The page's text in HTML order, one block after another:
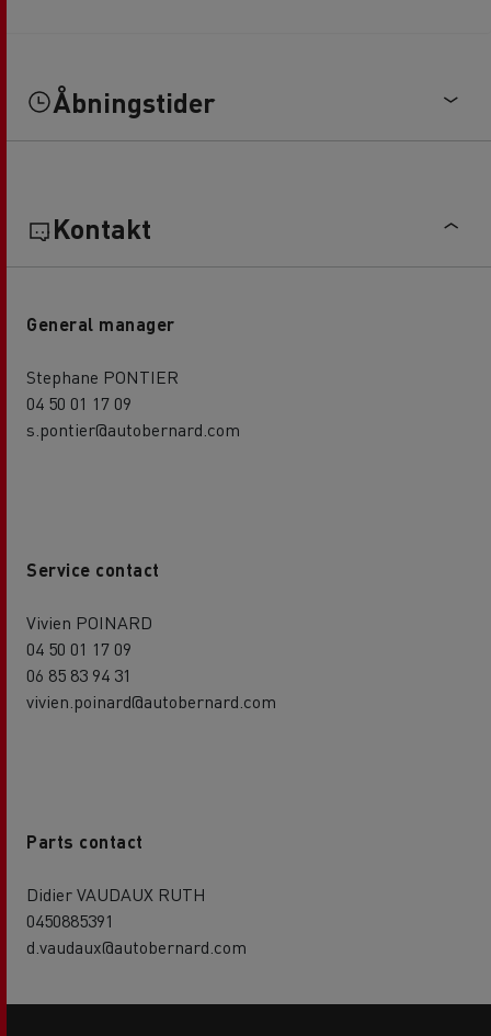
Åbningstider
Kontakt
General manager
Stephane PONTIER
04 50 01 17 09
s.pontier@autobernard.com
Service contact
Vivien POINARD
04 50 01 17 09
06 85 83 94 31
vivien.poinard@autobernard.com
Parts contact
Didier VAUDAUX RUTH
0450885391
d.vaudaux@autobernard.com